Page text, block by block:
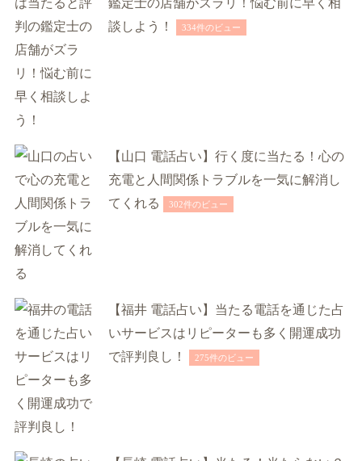
談しよう！
334件のビュー
【山口 電話占い】行く度に当たる！心の
充電と人間関係トラブルを一気に解消し
てくれる
302件のビュー
【福井 電話占い】当たる電話を通じた占
いサービスはリピーターも多く開運成功
で評判良し！
275件のビュー